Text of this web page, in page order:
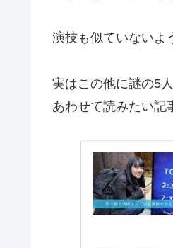
演技も似ていないよ
実はこの他に謎の5
あわせて読みたい記